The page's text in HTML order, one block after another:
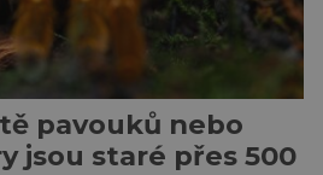
pavouků nebo
jsou staré přes 500